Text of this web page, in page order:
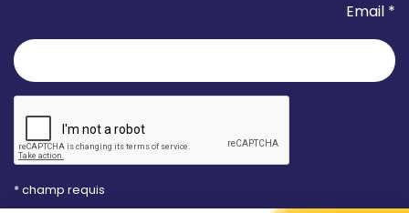
Email *
* champ requis